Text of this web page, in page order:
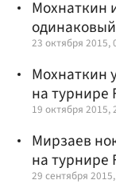
Мохнаткин
23 октября 2015,
Мохнаткин
на турнире
19 октября 2015,
Мирзаев
на турнире
29 сентября